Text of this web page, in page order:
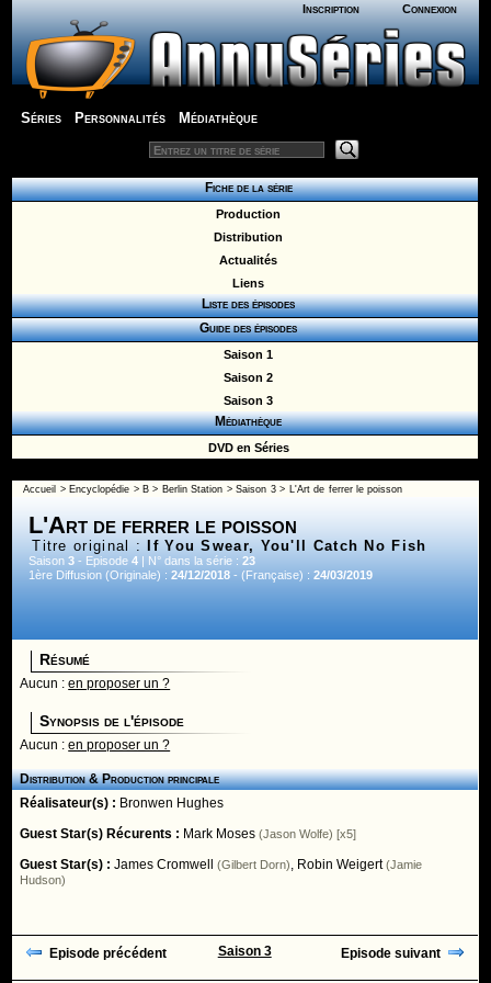
Inscription Connexion
Séries Personnalités Médiathèque
Fiche de la série
Production
Distribution
Actualités
Liens
Liste des épisodes
Guide des épisodes
Saison 1
Saison 2
Saison 3
Médiathèque
DVD en Séries
Accueil > Encyclopédie > B > Berlin Station >Saison 3> L'Art de ferrer le poisson
L'Art de ferrer le poisson
Titre original : If You Swear, You'll Catch No Fish
Saison3 - Episode4 | N° dans la série :23
1ère Diffusion (Originale) :24/12/2018 - (Française) :24/03/2019
Résumé
Aucun :en proposer un ?
Synopsis de l'épisode
Aucun :en proposer un ?
Distribution & Production principale
Réalisateur(s) : Bronwen Hughes
Guest Star(s) Récurents : Mark Moses (Jason Wolfe) [x5]
Guest Star(s) :James Cromwell (Gilbert Dorn), Robin Weigert (Jamie
Hudson)
Episode précédent Saison 3 Episode suivant